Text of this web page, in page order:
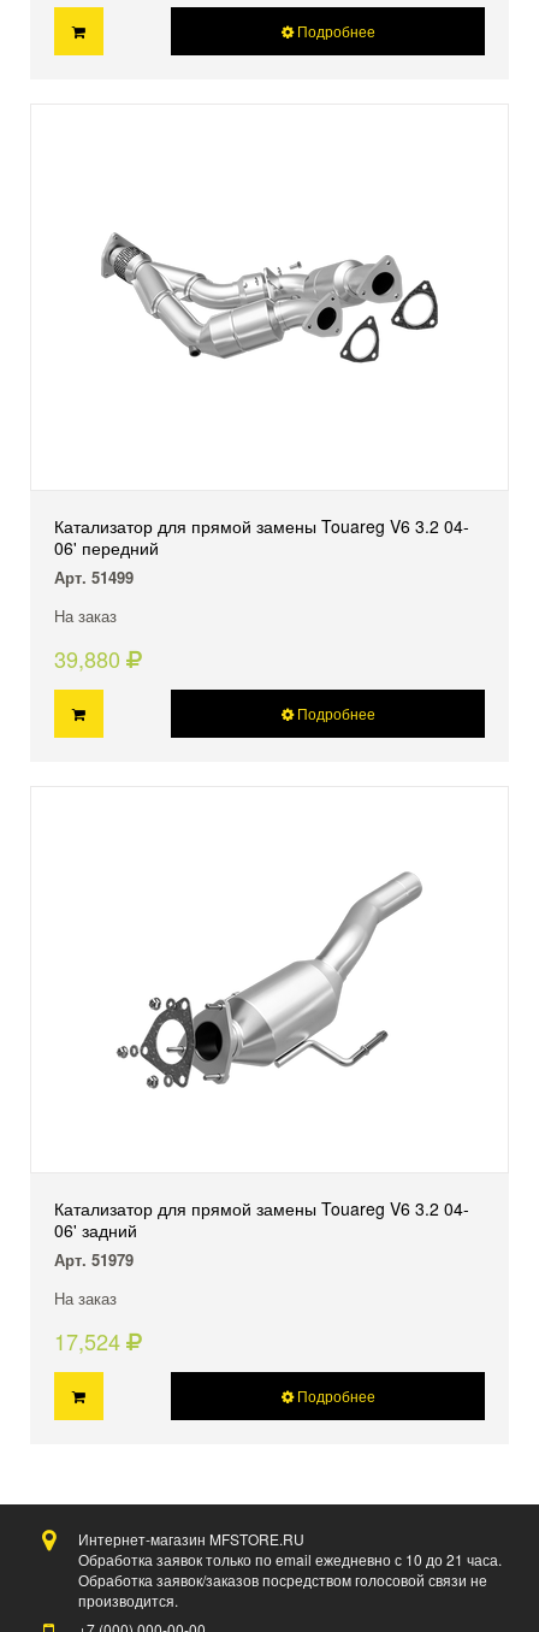
Подробнее
Катализатор для прямой замены Touareg V6 3.2 04-
06' передний
Арт. 51499
На заказ
39,880
Подробнее
Катализатор для прямой замены Touareg V6 3.2 04-
06' задний
Арт. 51979
На заказ
17,524
Подробнее
Интернет-магазин MFSTORE.RU
Обработка заявок только по email ежедневно с 10 до 21 часа.
Обработка заявок/заказов посредством голосовой связи не
производится.